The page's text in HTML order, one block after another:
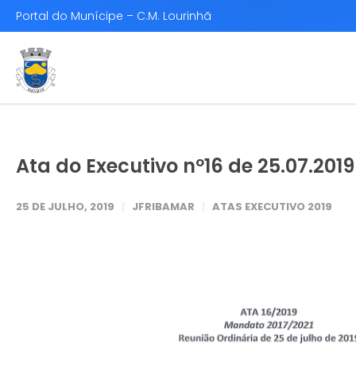
Portal do Munícipe – C.M. Lourinhã
Ata do Executivo nº16 de 25.07.2019
25 DE JULHO, 2019 JFRIBAMAR ATAS EXECUTIVO 2019